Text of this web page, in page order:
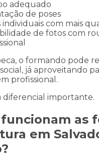
adequado
de poses
individuais com mais
de fotos com
o formando pode
já aproveitando
profissional.
diferencial importante.
as
em